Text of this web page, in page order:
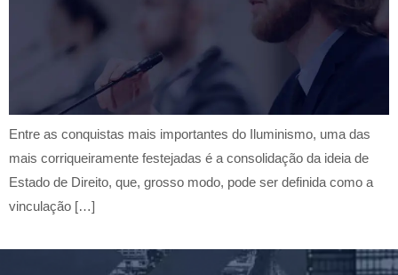
Entre as conquistas mais importantes do Iluminismo, uma das
mais corriqueiramente festejadas é a consolidação da ideia de
Estado de Direito, que, grosso modo, pode ser definida como a
vinculação […]